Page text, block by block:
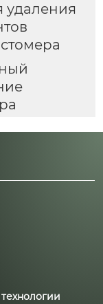
удаления